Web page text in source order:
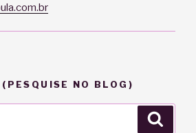
NO BLOG)